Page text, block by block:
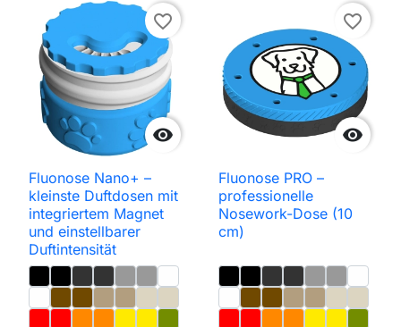

favorite_border
Fluonose Nano+ –
kleinste Duftdosen mit
integriertem Magnet
und einstellbarer
Duftintensität

favorite_border
Fluonose PRO –
professionelle
Nosework-Dose (10
cm)